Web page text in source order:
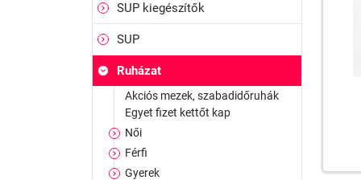
SUP kiegészítők
SUP
Ruházat
Akciós mezek, szabadidőruhák
Egyet fizet kettőt kap
Női
Férfi
Gyerek